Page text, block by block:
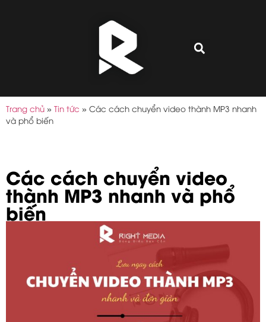
Trang chủ » Tin tức » Các cách chuyển video thành MP3 nhanh
và phổ biến
Các cách chuyển video
thành MP3 nhanh và phổ
biến